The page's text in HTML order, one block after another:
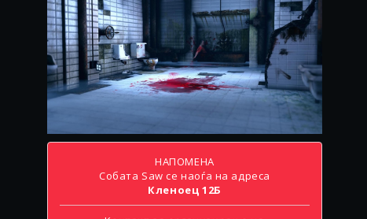
НАПОМЕНА
Собата Saw се наоѓа на адреса
Кленоец 12Б